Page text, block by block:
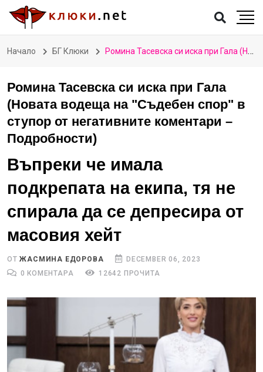
Начало БГ Клюки Ромина Тасевска си иска при Гала (Новата водеща на "Съдебен спор" в ступор от негативните коментари – Подробности)
Ромина Тасевска си иска при Гала
(Новата водеща на "Съдебен спор" в
ступор от негативните коментари –
Подробности)
Въпреки че имала
подкрепата на екипа, тя не
спирала да се депресира от
масовия хейт
ОТЖАСМИНА ЕДОРОВА
DECEMBER 06, 2023
0 КОМЕНТАРА
12642 ПРОЧИТА